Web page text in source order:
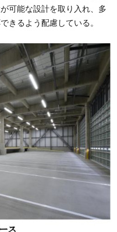
可能な設計を取り入れ、多
きるよう配慮している。